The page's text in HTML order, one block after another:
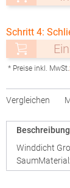
Schritt 4:
* Preise inkl. MwSt.
Vergleichen
Beschreibung
Winddicht